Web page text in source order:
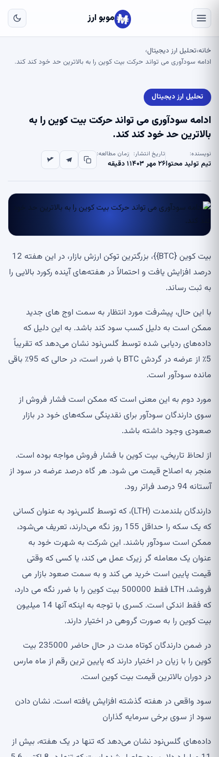
موبو ارز
›تحلیل ارز دیجیتال›
سودآوری می تواند حرکت بیت کوین را به بالاترین حد خود کند کند.
تحلیل ارز دیجیتال
سودآوری می تواند حرکت بیت کوین را به
حد خود کند کند.
تولید محتوا
تاریخ انتشار:
۲۶ مهر ۱۴۰۳
زمان مطالعه:
۱ دقیقه
بیت کوین {BTC}}، بزرگترین توکن ارزش بازار، در این هفته 12
افزایش یافت و احتمالاً در هفته‌های آینده رکورد بالایی را
ثبت رساند.
این حال، پیشرفت مورد انتظار به سمت اوج های جدید
است به دلیل کسب سود کند باشد. به این دلیل که
ردیابی شده توسط گلس‌نود نشان می‌دهد که تقریباً
5٪ از عرضه در گردش BTC با ضرر است، در حالی که 95٪ باقی
سودآور است.
دوم به این معنی است که ممکن است فشار فروش از
دارندگان سودآور برای نقدینگی سکه‌های خود در بازار
وجود داشته باشد.
لحاظ تاریخی، بیت کوین با فشار فروش مواجه بوده است.
به اصلاح قیمت می شود. هر گاه درصد عرضه در سود از
94 درصد فراتر رود.
دارندگان بلندمدت (LTH)، که توسط گلس‌نود به عنوان کسانی
که یک سکه را حداقل 155 روز نگه می‌دارند، تعریف می‌شود،
است سودآور باشند. این شرکت به شهرت خود به
یک معامله گر زیرک عمل می کند، یا کسی که وقتی
پایین است خرید می کند و به سمت صعود بازار می
فروشد، LTH فقط 500000 بیت کوین را با ضرر نگه می دارد،
که فقط اندکی است. کسری با توجه به اینکه آنها 14 میلیون
کوین را به صورت گروهی در اختیار دارند.
در ضمن دارندگان کوتاه مدت در حال حاضر 235000 بیت
را با زیان در اختیار دارند که پایین ترین رقم از ماه مارس
دوران بالاترین قیمت بیت کوین است.
واقعی در هفته گذشته افزایش یافته است. نشان دادن
از سوی برخی سرمایه گذاران
گلس‌نود نشان می‌دهد که تنها در یک هفته، بیش از